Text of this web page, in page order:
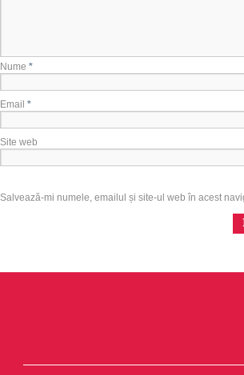
Nume *
Email *
Site web
Salvează-mi numele, emailul și site-ul web în acest